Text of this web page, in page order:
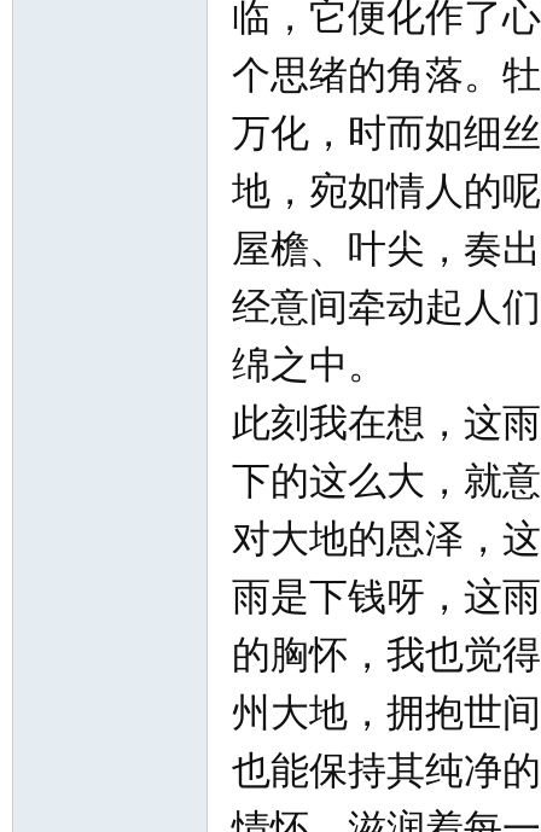
临，它便化作了
个思绪的角落。
万化，时而如细
地，宛如情人的
屋檐、叶尖，奏
经意间牵动起人
绵之中。
此刻我在想，这
下的这么大，就
对大地的恩泽，
雨是下钱呀，这
的胸怀，我也觉
州大地，拥抱世
也能保持其纯净